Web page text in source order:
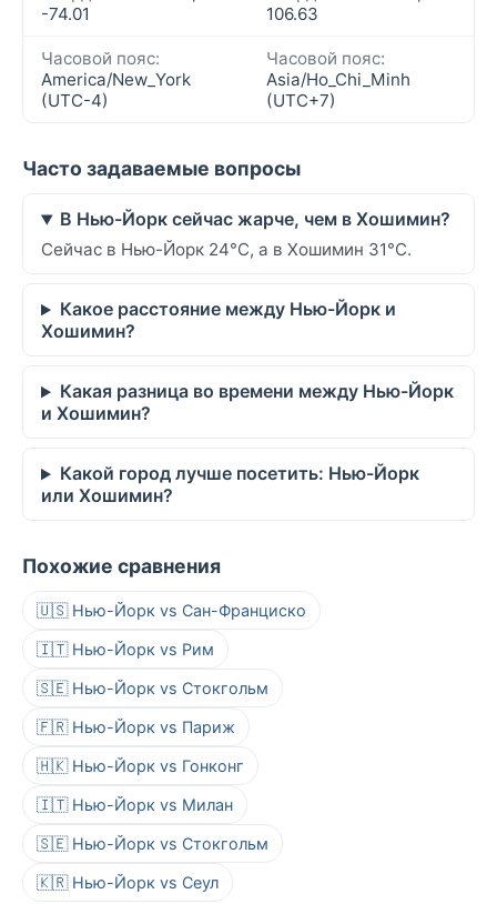
-74.01
106.63
Часовой пояс:
America/New_York
(UTC-4)
Часовой пояс:
Asia/Ho_Chi_Minh
(UTC+7)
Часто задаваемые вопросы
В Нью-Йорк сейчас жарче, чем в Хошимин?
Сейчас в Нью-Йорк 24°C, а в Хошимин 31°C.
Какое расстояние между Нью-Йорк и
Хошимин?
Какая разница во времени между Нью-Йорк
и Хошимин?
Какой город лучше посетить: Нью-Йорк
или Хошимин?
Похожие сравнения
🇺🇸 Нью-Йорк vs Сан-Франциско
🇮🇹 Нью-Йорк vs Рим
🇸🇪 Нью-Йорк vs Стокгольм
🇫🇷 Нью-Йорк vs Париж
🇭🇰 Нью-Йорк vs Гонконг
🇮🇹 Нью-Йорк vs Милан
🇸🇪 Нью-Йорк vs Стокгольм
🇰🇷 Нью-Йорк vs Сеул